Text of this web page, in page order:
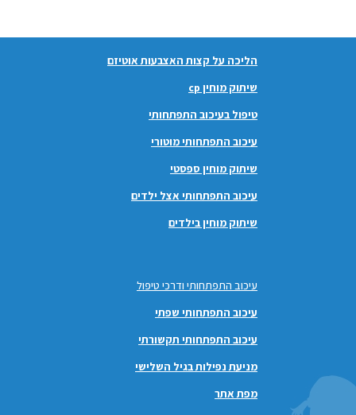
הליכה על קצות האצבעות אוטיזם
שיתוק מוחין cp
טיפול בעיכוב התפתחותי
עיכוב התפתחותי מוטורי
שיתוק מוחין ספסטי
עיכוב התפתחותי אצל ילדים
שיתוק מוחין בילדים
עיכוב התפתחותי ודרכי טיפול
עיכוב התפתחותי שפתי
עיכוב התפתחותי תקשורתי
מניעת נפילות בגיל השלישי
מפת אתר